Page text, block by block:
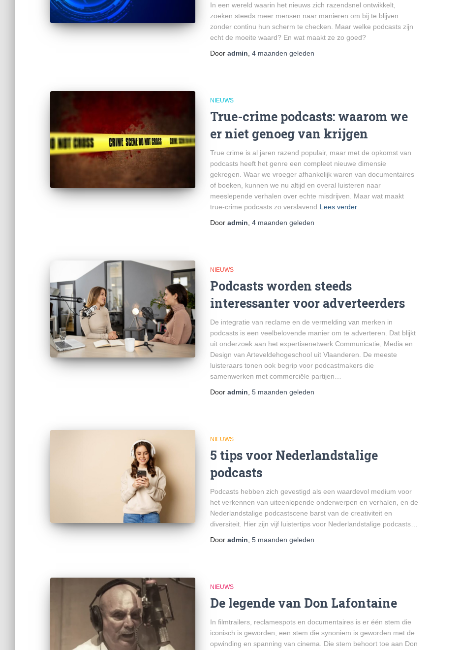
In een wereld waarin het nieuws zich razendsnel ontwikkelt,
zoeken steeds meer mensen naar manieren om bij te blijven
zonder continu hun scherm te checken. Maar welke podcasts zijn
echt de moeite waard? En wat maakt ze zo goed?
Door admin 4 maanden geleden
NIEUWS
True-crime podcasts: waarom we
er niet genoeg van krijgen
True crime is al jaren razend populair, maar met de opkomst van
podcasts heeft het genre een compleet nieuwe dimensie
gekregen. Waar we vroeger afhankelijk waren van documentaires
of boeken, kunnen we nu altijd en overal luisteren naar
meeslepende verhalen over echte misdrijven. Maar wat maakt
true-crime podcasts zo verslavend Lees verder
Door admin 4 maanden geleden
NIEUWS
Podcasts worden steeds
interessanter voor adverteerders
De integratie van reclame en de vermelding van merken in
podcasts is een veelbelovende manier om te adverteren. Dat blijkt
uit onderzoek aan het expertisenetwerk Communicatie, Media en
Design van Arteveldehogeschool uit Vlaanderen. De meeste
luisteraars tonen ook begrip voor podcastmakers die
samenwerken met commerciële partijen…
Door admin 5 maanden geleden
NIEUWS
5 tips voor Nederlandstalige
podcasts
Podcasts hebben zich gevestigd als een waardevol medium voor
het verkennen van uiteenlopende onderwerpen en verhalen, en de
Nederlandstalige podcastscene barst van de creativiteit en
diversiteit. Hier zijn vijf luistertips voor Nederlandstalige podcasts…
Door admin 5 maanden geleden
NIEUWS
De legende van Don Lafontaine
In filmtrailers, reclamespots en documentaires is er één stem die
iconisch is geworden, een stem die synoniem is geworden met de
opwinding en spanning van cinema. Die stem behoort toe aan Don